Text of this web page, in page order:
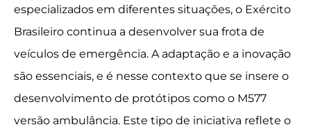
especializados em diferentes situações, o Exército
Brasileiro continua a desenvolver sua frota de
veículos de emergência. A adaptação e a inovação
são essenciais, e é nesse contexto que se insere o
desenvolvimento de protótipos como o M577
versão ambulância. Este tipo de iniciativa reflete o